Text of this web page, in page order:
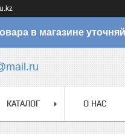
в магазине
КАТАЛОГ О НАС